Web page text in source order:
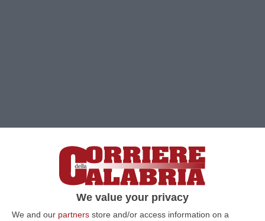
We value your privacy
We and our partners store and/or access information on a